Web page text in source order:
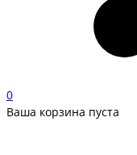
0
Ваша корзина пуста